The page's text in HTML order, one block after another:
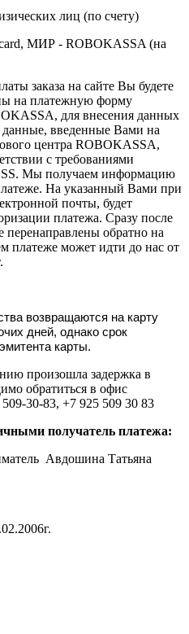
лиц (по счету)
МИР - ROBOKASSA (на
заказа на сайте Вы будете
на платежную форму
для внесения данных
введенные Вами на
центра ROBOKASSA,
с требованиями
Мы получаем информацию
На указанный Вами при
почты, будет
платежа. Сразу после
перенаправлены обратно на
платеже может идти до нас от
возвращаются на карту
дней, однако срок
карты.
произошла задержка в
обратиться в офис
30-83, +7 925 509 30 83
получатель платежа:
Авдошина Татьяна